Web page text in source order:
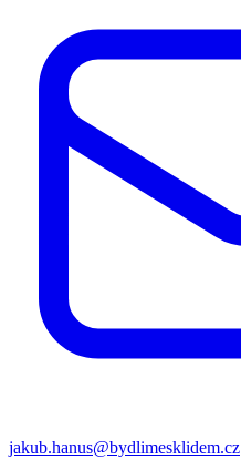
jakub.hanus@bydlimesklidem.cz